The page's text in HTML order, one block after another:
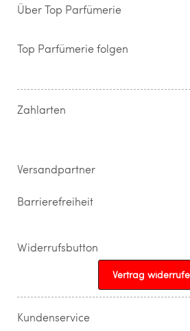
Über Top Parfümerie
Storefinder
Kontakt
Widerrufsrecht &
Top Parfümerie folgen
Zahlarten
Versandpartner
Barrierefreiheit
Widerrufsbutton
Vertrag
Kundenservice